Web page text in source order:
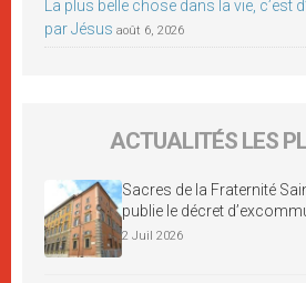
La plus belle chose dans la vie, c’est
par Jésus août 6, 2026
ACTUALITÉS LES
Sacres de la Fraternité
publie le décret
2 Juil 2026